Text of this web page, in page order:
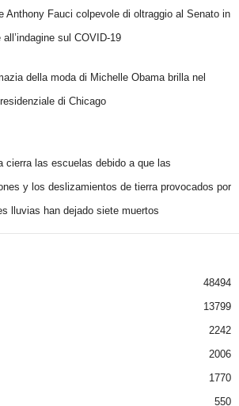
Anthony Fauci colpevole di oltraggio al Senato in
all’indagine sul COVID-19
della moda di Michelle Obama brilla nel
di Chicago
cierra las escuelas debido a que las
y los deslizamientos de tierra provocados por
lluvias han dejado siete muertos
48494
13799
2242
2006
1770
550